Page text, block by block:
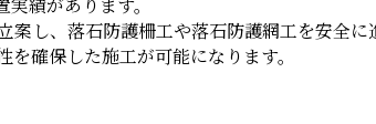
績があります。
し、落石防護柵工や落石防護網工を安全に
確保した施工が可能になります。